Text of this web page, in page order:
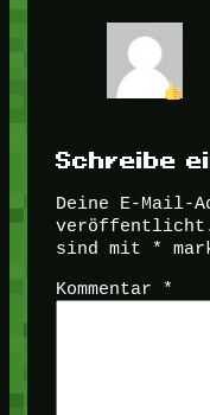
Schreibe
Deine E-Mail-
sind mit
*
Kommentar
*